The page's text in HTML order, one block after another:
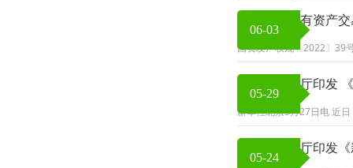
06-03
关于企业国有资产
国资发产权规〔2022〕39
05-29
国务院办公厅印发
新华社北京5月27日电 近
05-24
国务院办公厅印发